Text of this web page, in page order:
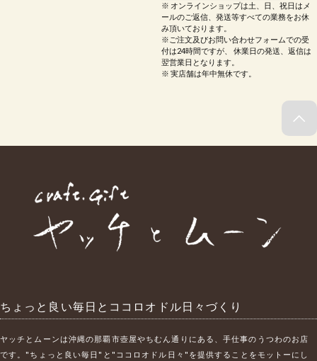
※ オンラインショップは土、日、祝日はメ
ールのご返信、発送等すべての業務をお休
み頂いております。
※ご注文及びお問い合わせフォームでの受
付は24時間ですが、 休業日の発送、返信は
翌営業日となります。
※ 実店舗は年中無休です。
ちょっと良い毎日とココロオドル日々づくり
ヤッチとムーンは沖縄の那覇市壺屋やちむん通りにある、手仕事のうつわのお店
です。"ちょっと良い毎日"と"ココロオドル日々"を提供することをモットーにし